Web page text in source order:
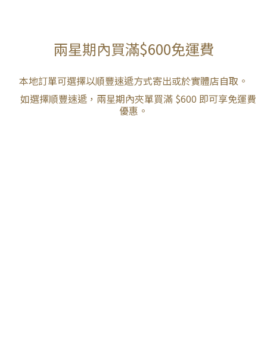
兩星期內買滿$600免運費
本地訂單可選擇以順豐速遞方式寄出或於實體店自取。
如選擇順豐速遞，兩星期內夾單買滿 $600 即可享免運費
優惠。